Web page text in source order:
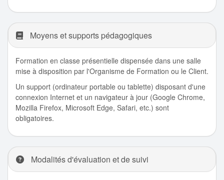
Moyens et supports pédagogiques
Formation en classe présentielle dispensée dans une salle
mise à disposition par l'Organisme de Formation ou le Client.
Un support (ordinateur portable ou tablette) disposant d'une
connexion Internet et un navigateur à jour (Google Chrome,
Mozilla Firefox, Microsoft Edge, Safari, etc.) sont
obligatoires.
Modalités d'évaluation et de suivi